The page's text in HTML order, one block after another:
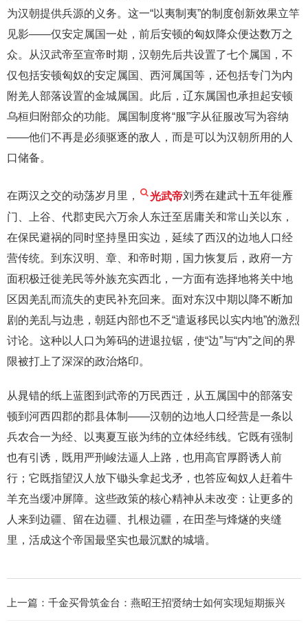
为汉朝提供兵源的义务。这一“以夷制夷”的制度创新效果立竿
见影——仅安定属国一处，前后安顿的匈奴降众便达数万之
众。从汉武帝至宣帝时期，汉朝先后共设置了七个属国，不
仅包括安顿匈奴的安定属国、西河属国等，还包括专门为内
附羌人部落设置的金城属国。此后，辽东属国也承担起安顿
乌桓归附部众的功能。属国制度将“服”字从征服改写为容纳
——他们不再是必须驱逐的敌人，而是可以为汉朝所用的人
口储备。
在两汉之交的动荡岁月里， 光武帝刘秀在建武十五年徙雁
门、上谷、代郡吏民六万余人东迁至居庸关和常山关以东，
在保民避祸的同时坚持垦田实边，延续了西汉的边地人口经
营传统。到东汉明、章、和帝时期，国力恢复后，政府一方
面积极迁徙羌民等外族充实西北，一方面有选择地将关中地
区因羌乱而流失的吏民补充回来。面对东汉中期以降不断加
剧的羌乱与边患，朝廷内部也不乏“遣返移民以实内地”的激烈
讨论。这种以人口为筹码的进退拉锯，使“边”与“内”之间的界
限被打上了深深的政治烙印。
从晁错的纸上蓝图到武帝的万民西迁，从五属国中的部落安
顿到河西四郡的郡县体制——汉朝的边地人口经营是一条以
兵农合一为经、以夷夏互嵌为纬的立体经纬线。它既有强制
也有引诱，既用严刑峻法逼人上路，也用高官厚爵诱人前
行；它既指望汉人放下锄头拿起戈矛，也答应匈奴人赶着牛
羊充当缓冲屏障。这些政策的核心精神从未改变：让更多的
人来到边疆、留在边疆、扎根边疆，在田垄与烽燧的夹缝
里，活成这个帝国最坚实也最沉默的城墙。
上一篇： 千金买骨筑金台：燕昭王招贤纳士如何实现短期振兴